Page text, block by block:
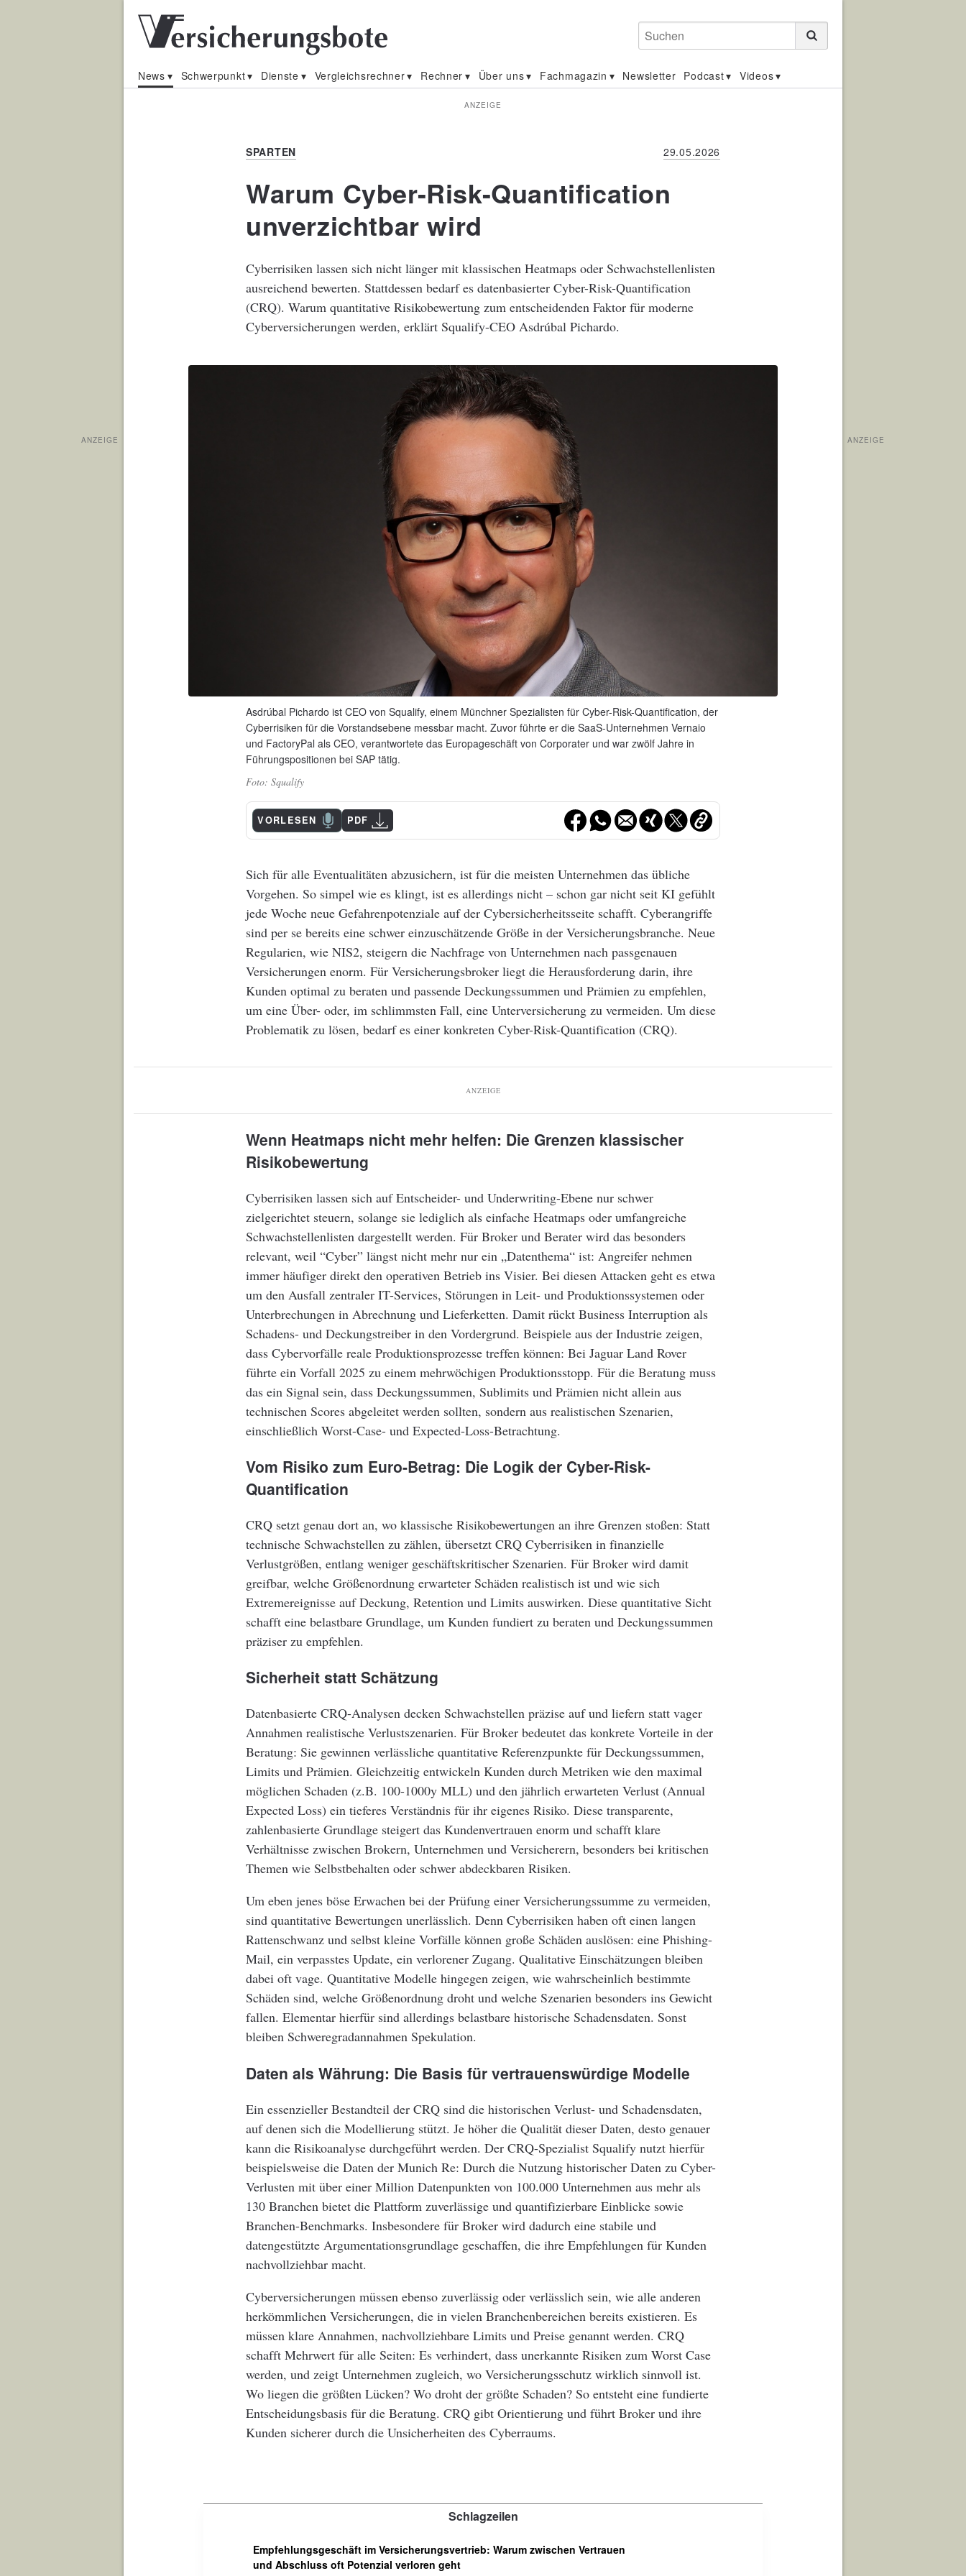
Suchen
News Schwerpunkt Dienste Vergleichsrechner Rechner Über uns Fachmagazin Newsletter Podcast Videos
ANZEIGE
SPARTEN 29.05.2026
Warum Cyber-Risk-Quantification
unverzichtbar wird
Cyberrisiken lassen sich nicht länger mit klassischen Heatmaps oder Schwachstellenlisten
ausreichend bewerten. Stattdessen bedarf es datenbasierter Cyber-Risk-Quantification
(CRQ). Warum quantitative Risikobewertung zum entscheidenden Faktor für moderne
Cyberversicherungen werden, erklärt Squalify-CEO Asdrúbal Pichardo.
Asdrúbal Pichardo ist CEO von Squalify, einem Münchner Spezialisten für Cyber-Risk-Quantification, der
Cyberrisiken für die Vorstandsebene messbar macht. Zuvor führte er die SaaS-Unternehmen Vernaio
und FactoryPal als CEO, verantwortete das Europageschäft von Corporater und war zwölf Jahre in
Führungspositionen bei SAP tätig.
Squalify
VORLESEN PDF
Sich für alle Eventualitäten abzusichern, ist für die meisten Unternehmen das übliche
Vorgehen. So simpel wie es klingt, ist es allerdings nicht – schon gar nicht seit KI gefühlt
jede Woche neue Gefahrenpotenziale auf der Cybersicherheitsseite schafft. Cyberangriffe
sind per se bereits eine schwer einzuschätzende Größe in der Versicherungsbranche. Neue
Regularien, wie NIS2, steigern die Nachfrage von Unternehmen nach passgenauen
Versicherungen enorm. Für Versicherungsbroker liegt die Herausforderung darin, ihre
Kunden optimal zu beraten und passende Deckungssummen und Prämien zu empfehlen,
um eine Über- oder, im schlimmsten Fall, eine Unterversicherung zu vermeiden. Um diese
Problematik zu lösen, bedarf es einer konkreten Cyber-Risk-Quantification (CRQ).
ANZEIGE
Wenn Heatmaps nicht mehr helfen: Die Grenzen klassischer
Risikobewertung
Cyberrisiken lassen sich auf Entscheider- und Underwriting-Ebene nur schwer
zielgerichtet steuern, solange sie lediglich als einfache Heatmaps oder umfangreiche
Schwachstellenlisten dargestellt werden. Für Broker und Berater wird das besonders
relevant, weil “Cyber” längst nicht mehr nur ein „Datenthema“ ist: Angreifer nehmen
immer häufiger direkt den operativen Betrieb ins Visier. Bei diesen Attacken geht es etwa
um den Ausfall zentraler IT-Services, Störungen in Leit- und Produktionssystemen oder
Unterbrechungen in Abrechnung und Lieferketten. Damit rückt Business Interruption als
Schadens- und Deckungstreiber in den Vordergrund. Beispiele aus der Industrie zeigen,
dass Cybervorfälle reale Produktionsprozesse treffen können: Bei Jaguar Land Rover
führte ein Vorfall 2025 zu einem mehrwöchigen Produktionsstopp. Für die Beratung muss
das ein Signal sein, dass Deckungssummen, Sublimits und Prämien nicht allein aus
technischen Scores abgeleitet werden sollten, sondern aus realistischen Szenarien,
einschließlich Worst-Case- und Expected-Loss-Betrachtung.
Vom Risiko zum Euro-Betrag: Die Logik der Cyber-Risk-
Quantification
CRQ setzt genau dort an, wo klassische Risikobewertungen an ihre Grenzen stoßen: Statt
technische Schwachstellen zu zählen, übersetzt CRQ Cyberrisiken in finanzielle
Verlustgrößen, entlang weniger geschäftskritischer Szenarien. Für Broker wird damit
greifbar, welche Größenordnung erwarteter Schäden realistisch ist und wie sich
Extremereignisse auf Deckung, Retention und Limits auswirken. Diese quantitative Sicht
schafft eine belastbare Grundlage, um Kunden fundiert zu beraten und Deckungssummen
präziser zu empfehlen.
Sicherheit statt Schätzung
Datenbasierte CRQ-Analysen decken Schwachstellen präzise auf und liefern statt vager
Annahmen realistische Verlustszenarien. Für Broker bedeutet das konkrete Vorteile in der
Beratung: Sie gewinnen verlässliche quantitative Referenzpunkte für Deckungssummen,
Limits und Prämien. Gleichzeitig entwickeln Kunden durch Metriken wie den maximal
möglichen Schaden (z.B. 100-1000y MLL) und den jährlich erwarteten Verlust (Annual
Expected Loss) ein tieferes Verständnis für ihr eigenes Risiko. Diese transparente,
zahlenbasierte Grundlage steigert das Kundenvertrauen enorm und schafft klare
Verhältnisse zwischen Brokern, Unternehmen und Versicherern, besonders bei kritischen
Themen wie Selbstbehalten oder schwer abdeckbaren Risiken.
Um eben jenes böse Erwachen bei der Prüfung einer Versicherungssumme zu vermeiden,
sind quantitative Bewertungen unerlässlich. Denn Cyberrisiken haben oft einen langen
Rattenschwanz und selbst kleine Vorfälle können große Schäden auslösen: eine Phishing-
Mail, ein verpasstes Update, ein verlorener Zugang. Qualitative Einschätzungen bleiben
dabei oft vage. Quantitative Modelle hingegen zeigen, wie wahrscheinlich bestimmte
Schäden sind, welche Größenordnung droht und welche Szenarien besonders ins Gewicht
fallen. Elementar hierfür sind allerdings belastbare historische Schadensdaten. Sonst
bleiben Schweregradannahmen Spekulation.
Daten als Währung: Die Basis für vertrauenswürdige Modelle
Ein essenzieller Bestandteil der CRQ sind die historischen Verlust- und Schadensdaten,
auf denen sich die Modellierung stützt. Je höher die Qualität dieser Daten, desto genauer
kann die Risikoanalyse durchgeführt werden. Der CRQ-Spezialist Squalify nutzt hierfür
beispielsweise die Daten der Munich Re: Durch die Nutzung historischer Daten zu Cyber-
Verlusten mit über einer Million Datenpunkten von 100.000 Unternehmen aus mehr als
130 Branchen bietet die Plattform zuverlässige und quantifizierbare Einblicke sowie
Branchen-Benchmarks. Insbesondere für Broker wird dadurch eine stabile und
datengestützte Argumentationsgrundlage geschaffen, die ihre Empfehlungen für Kunden
nachvollziehbar macht.
Cyberversicherungen müssen ebenso zuverlässig oder verlässlich sein, wie alle anderen
herkömmlichen Versicherungen, die in vielen Branchenbereichen bereits existieren. Es
müssen klare Annahmen, nachvollziehbare Limits und Preise genannt werden. CRQ
schafft Mehrwert für alle Seiten: Es verhindert, dass unerkannte Risiken zum Worst Case
werden, und zeigt Unternehmen zugleich, wo Versicherungsschutz wirklich sinnvoll ist.
Wo liegen die größten Lücken? Wo droht der größte Schaden? So entsteht eine fundierte
Entscheidungsbasis für die Beratung. CRQ gibt Orientierung und führt Broker und ihre
Kunden sicherer durch die Unsicherheiten des Cyberraums.
Schlagzeilen
Empfehlungsgeschäft im Versicherungsvertrieb: Warum zwischen Vertrauen
und Abschluss oft Potenzial verloren geht
ANZEIGE ANZEIGE